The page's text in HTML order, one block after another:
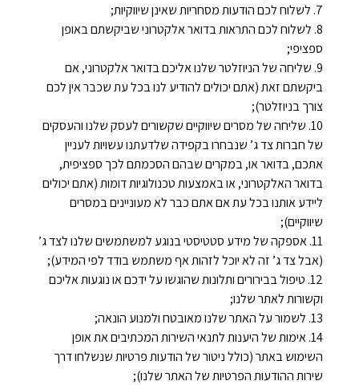
לשלוח לכם הודעות מסחריות שאינן שיווקיות;
לשלוח לכם התראות בדואר אלקטרוני שביקשתם באופן
ספציפי;
שליחה של הניוזלטר שלנו אליכם בדואר אלקטרוני, אם
ביקשתם זאת (אתם יכולים להודיע לנו בכל עת שכבר אין לכם
צורך בניוזלטר);
שליחה של מסרים שיווקיים שקשורים לעסק שלנו והעסקים
של חברות צד ג’ שנבחרו בקפידה שלדעתנו עשויות לעניין
אתכם, בדואר או, במקרים שבהם הסכמתם לכך ספציפית,
בדואר האלקטרוני, או באמצעות טכנולוגיות דומות (אתם יכולים
ליידע אותנו בכל עת אם אתם כבר לא מעוניינים במסרים
שיווקיים);
אספקה של מידע סטטיסטי בנוגע למשתמשים שלנו לצד ג’
(אבל צד ג’ זה לא יוכל לזהות אף משתמש בודד לפי המידע);
טיפול בבירורים ותלונות שהוגשו על ידכם או נוגעות אליכם
וקשורות לאתר שלנו;
לשמור על האתר שלנו מאובטח ולמנוע הונאה;
אימות של היענות לתנאי השירות המכתיבים את אופן
השימוש באתר (כולל ניטור של הודעות פרטיות שנשלחו דרך
שירות ההודעות הפרטיות של האתר שלנו);